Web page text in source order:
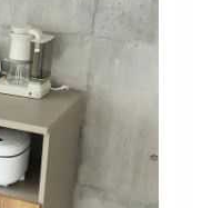
クデスク ウィルトンラ